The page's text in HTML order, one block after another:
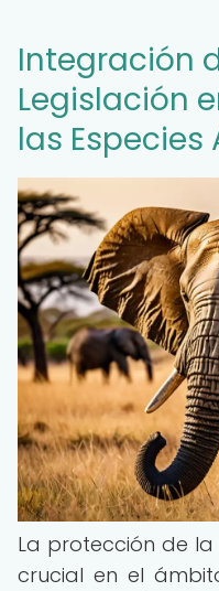
Integración
Legislación
las
La protección de
crucial en el